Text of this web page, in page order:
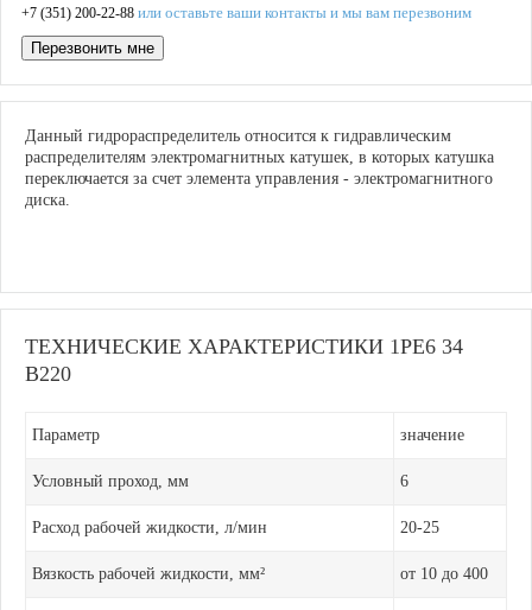
+7 (351) 200-22-88 или оставьте ваши контакты и мы вам перезвоним
Перезвонить мне
Данный гидрораспределитель относится к гидравлическим
распределителям электромагнитных катушек, в которых катушка
переключается за счет элемента управления - электромагнитного
диска.
ТЕХНИЧЕСКИЕ ХАРАКТЕРИСТИКИ 1РЕ6 34
В220
Параметр значение
Условный проход, мм 6
Расход рабочей жидкости, л/мин 20-25
Вязкость рабочей жидкости, мм² от 10 до 400